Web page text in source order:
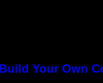
Your Own